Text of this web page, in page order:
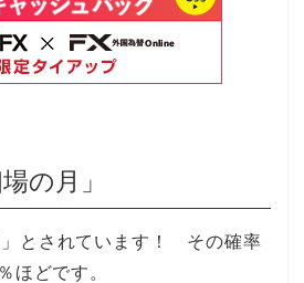
の月」
とされています！ その確率
ほどです。